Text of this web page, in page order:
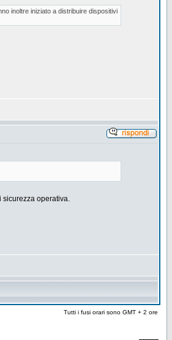
inoltre iniziato a distribuire dispositivi
sicurezza operativa.
Tutti i fusi orari sono GMT + 2 ore